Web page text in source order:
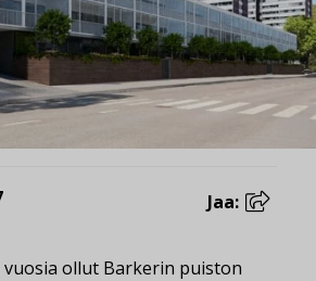
Jaa:
ollut Barkerin puiston